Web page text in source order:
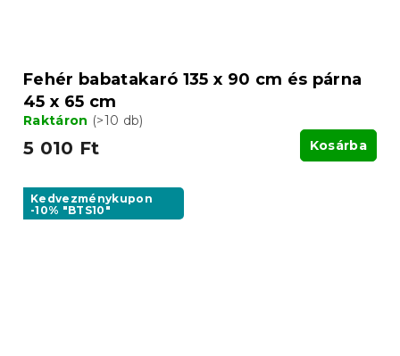
Fehér babatakaró 135 x 90 cm és párna
45 x 65 cm
Raktáron (>10 db)
5 010 Ft Kosárba
Kedvezménykupon
-10% "BTS10"